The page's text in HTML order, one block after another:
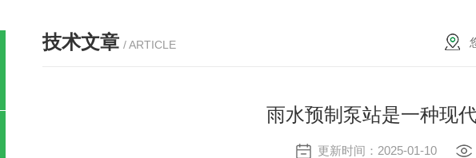
技术文章 / ARTICLE
雨水预制泵站是一种现
更新时间：2025-01-10